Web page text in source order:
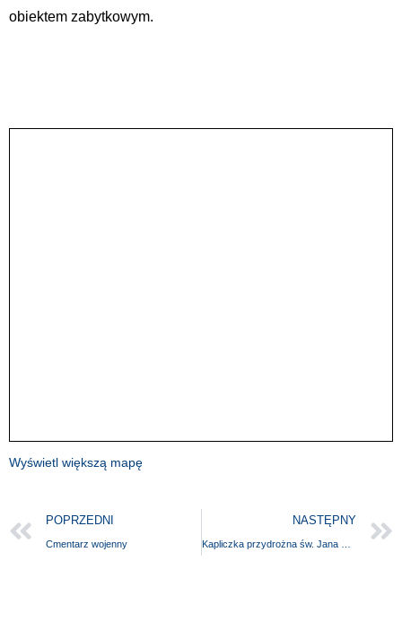
obiektem zabytkowym.
Wyświetl większą mapę
POPRZEDNI
Cmentarz wojenny
NASTĘPNY